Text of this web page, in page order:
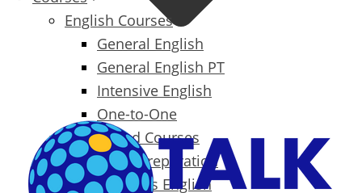
English Courses
General English
General English PT
Intensive English
One-to-One
Specialized Courses
Exam Preparation
Business English